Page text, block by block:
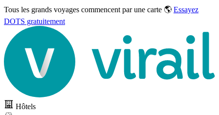
Tous les grands voyages commencent par une carte 🌎 Essayez
DOTS gratuitement
Hôtels